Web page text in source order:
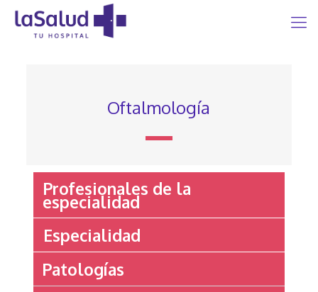
Oftalmología
Profesionales de la
especialidad
Especialidad
Patologías